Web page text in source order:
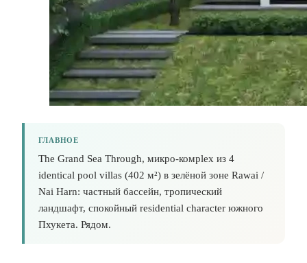
ГЛАВНОЕ
The Grand Sea Through, микро-комplex из 4
identical pool villas (402 м²) в зелёной зоне Rawai /
Nai Harn: частный бассейн, тропический
ландшафт, спокойный residential character южного
Пхукета. Рядом.